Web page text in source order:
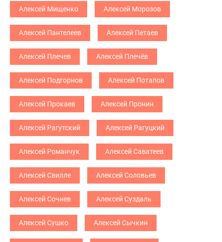
Алексей Мищенко Алексей Морозов
Алексей Пантелеев Алексей Петаев
Алексей Плечев Алексей Плечёв
Алексей Подгорнов Алексей Потапов
Алексей Прокаев Алексей Пронин
Алексей Рагутский Алексей Рагуцкий
Алексей Романчук Алексей Саватеев
Алексей Свилле Алексей Соловьев
Алексей Сочнев Алексей Суздаль
Алексей Сушко Алексей Сычкин